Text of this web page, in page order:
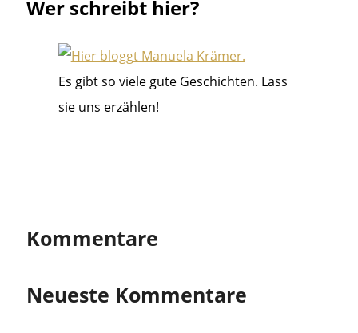
Wer schreibt hier?
Es gibt so viele gute Geschichten. Lass
sie uns erzählen!
Kommentare
Neueste Kommentare